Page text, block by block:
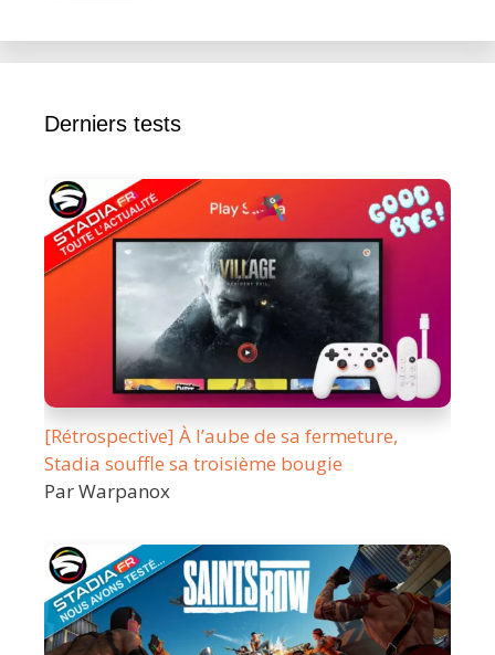
Derniers tests
[Rétrospective] À l’aube de sa fermeture,
Stadia souffle sa troisième bougie
Par Warpanox